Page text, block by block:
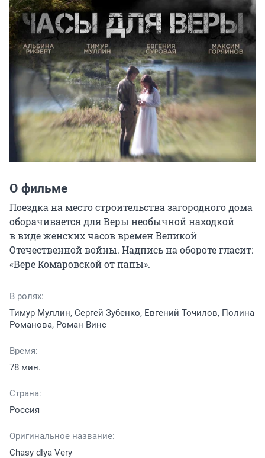
О фильме
Поездка на место строительства загородного дома
оборачивается для Веры необычной находкой
в виде женских часов времен Великой
Отечественной войны. Надпись на обороте гласит:
«Вере Комаровской от папы».
В ролях:
Тимур Муллин, Сергей Зубенко, Евгений Точилов, Полина
Романова, Роман Винс
Время:
78 мин.
Страна:
Россия
Оригинальное название:
Chasy dlya Very